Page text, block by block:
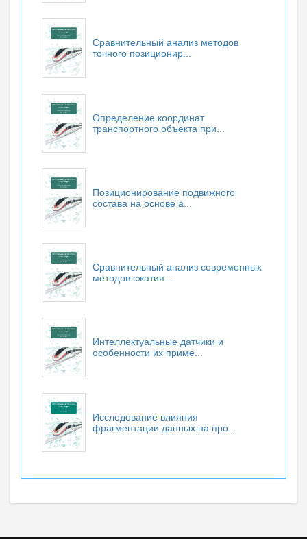
Сравнительный анализ методов
точного позиционир...
Определение координат
транспортного объекта при...
Позиционирование подвижного
состава на основе а...
Сравнительный анализ современных
методов сжатия...
Интеллектуальные датчики и
особенности их приме...
Исследование влияния
фрагментации данных на про...